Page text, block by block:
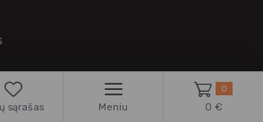
žaidimų dalyviams
sąrašas Meniu
0
0 €